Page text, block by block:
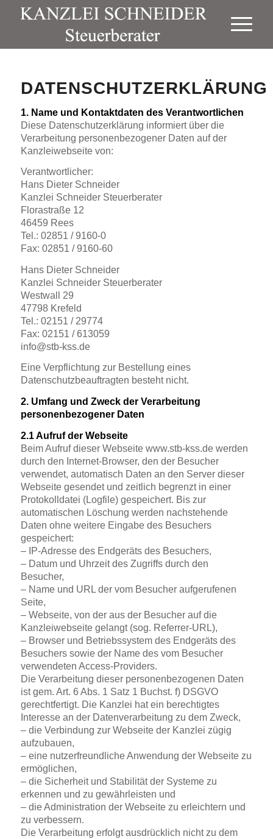
DATENSCHUTZERKLÄRUNG
1. Name und Kontaktdaten des Verantwortlichen
Diese Datenschutzerklärung informiert über die
Verarbeitung personenbezogener Daten auf der
Kanzleiwebseite von:
Verantwortlicher:
Hans Dieter Schneider
Kanzlei Schneider Steuerberater
Florastraße 12
46459 Rees
Tel.: 02851 / 9160-0
Fax: 02851 / 9160-60
Hans Dieter Schneider
Kanzlei Schneider Steuerberater
Westwall 29
47798 Krefeld
Tel.: 02151 / 29774
Fax: 02151 / 613059
info@stb-kss.de
Eine Verpflichtung zur Bestellung eines
Datenschutzbeauftragten besteht nicht.
2. Umfang und Zweck der Verarbeitung
personenbezogener Daten
2.1 Aufruf der Webseite
Beim Aufruf dieser Webseite www.stb-kss.de werden
durch den Internet-Browser, den der Besucher
verwendet, automatisch Daten an den Server dieser
Webseite gesendet und zeitlich begrenzt in einer
Protokolldatei (Logfile) gespeichert. Bis zur
automatischen Löschung werden nachstehende
Daten ohne weitere Eingabe des Besuchers
gespeichert:
– IP-Adresse des Endgeräts des Besuchers,
– Datum und Uhrzeit des Zugriffs durch den
Besucher,
– Name und URL der vom Besucher aufgerufenen
Seite,
– Webseite, von der aus der Besucher auf die
Kanzleiwebseite gelangt (sog. Referrer-URL),
– Browser und Betriebssystem des Endgeräts des
Besuchers sowie der Name des vom Besucher
verwendeten Access-Providers.
Die Verarbeitung dieser personenbezogenen Daten
ist gem. Art. 6 Abs. 1 Satz 1 Buchst. f) DSGVO
gerechtfertigt. Die Kanzlei hat ein berechtigtes
Interesse an der Datenverarbeitung zu dem Zweck,
– die Verbindung zur Webseite der Kanzlei zügig
aufzubauen,
– eine nutzerfreundliche Anwendung der Webseite zu
ermöglichen,
– die Sicherheit und Stabilität der Systeme zu
erkennen und zu gewährleisten und
– die Administration der Webseite zu erleichtern und
zu verbessern.
Die Verarbeitung erfolgt ausdrücklich nicht zu dem